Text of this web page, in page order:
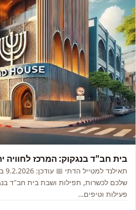
בית חב"ד בנגקוק: המרכז לחוויה
שלכם לכשרות, תפילות ושבת בית חב"ד
פעילות וטיפים…